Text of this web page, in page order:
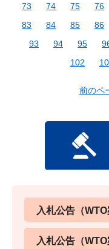
73
74 75 76
83
84 85 86
93
94 95
102
前のペ
入札公告（WTO
入札公告（